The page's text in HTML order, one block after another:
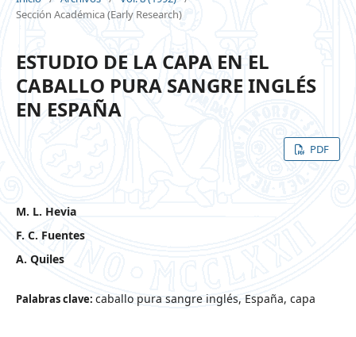
Sección Académica (Early Research)
ESTUDIO DE LA CAPA EN EL
CABALLO PURA SANGRE INGLÉS
EN ESPAÑA
PDF
M. L. Hevia
F. C. Fuentes
A. Quiles
Palabras clave: caballo pura sangre inglés, España, capa